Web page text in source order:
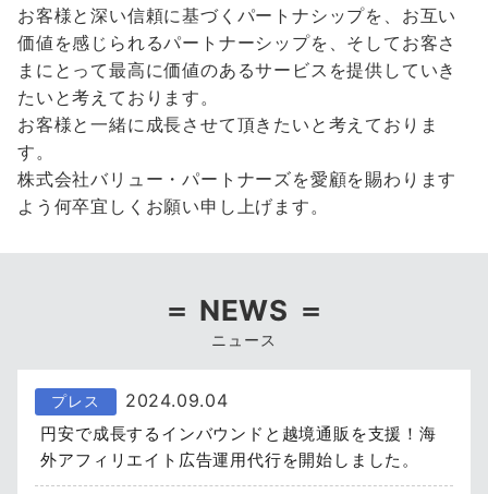
お客様と深い信頼に基づくパートナシップを、お互い
価値を感じられるパートナーシップを、そしてお客さ
まにとって最高に価値のあるサービスを提供していき
たいと考えております。
お客様と一緒に成長させて頂きたいと考えておりま
す。
株式会社バリュー・パートナーズを愛顧を賜わります
よう何卒宜しくお願い申し上げます。
＝ NEWS ＝
ニュース
プレス 2024.09.04
円安で成長するインバウンドと越境通販を支援！海
外アフィリエイト広告運用代行を開始しました。